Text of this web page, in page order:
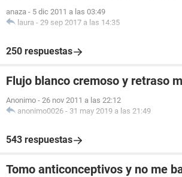
anaza - 5 dic 2011 a las 03:49
laura - 29 sep 2017 a las 14:35
250 respuestas
Flujo blanco cremoso y retraso
Anonimo - 26 nov 2011 a las 22:12
anonimo0026 - 31 may 2019 a las 21:49
543 respuestas
Tomo anticonceptivos y no me